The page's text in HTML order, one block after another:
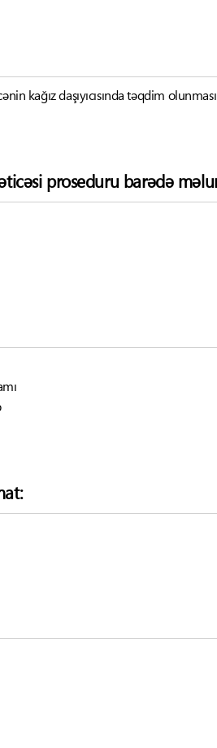
kağız daşıyıcısında təqdim olunması
proseduru barədə